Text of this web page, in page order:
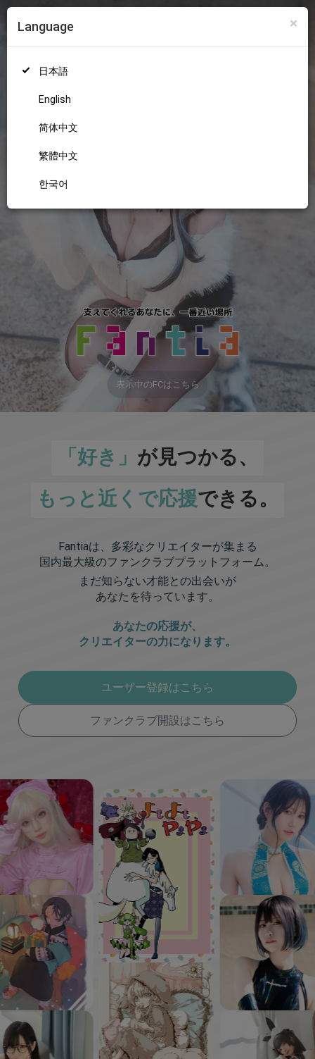
×
Language
日本語
English
简体中文
繁體中文
한국어
18+
表示中のFCはこちら
「好き」 が見つかる、
もっと近くで応援できる。
Fantiaは、多彩なクリエイターが集まる
国内最大級のファンクラブプラットフォーム。
まだ知らない才能との出会いが
あなたを待っています。
あなたの応援が、
クリエイターの力になります。
ユーザー登録はこちら
ファンクラブ開設はこちら